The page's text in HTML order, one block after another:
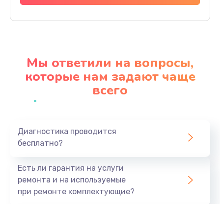
620 руб.
Заказать
940 руб.
Заказать
Заказать
490 руб.
Заказать
Мы ответили на вопросы,
которые нам задают чаще
всего
Диагностика проводится
бесплатно?
Есть ли гарантия на услуги
ремонта и на используемые
при ремонте комплектующие?